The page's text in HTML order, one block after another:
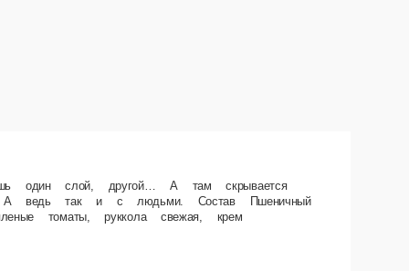
песто с нотками бальзамического уксуса, раскрывающийся
соус тар-тар, вяленые томаты, руккола свежая, крем